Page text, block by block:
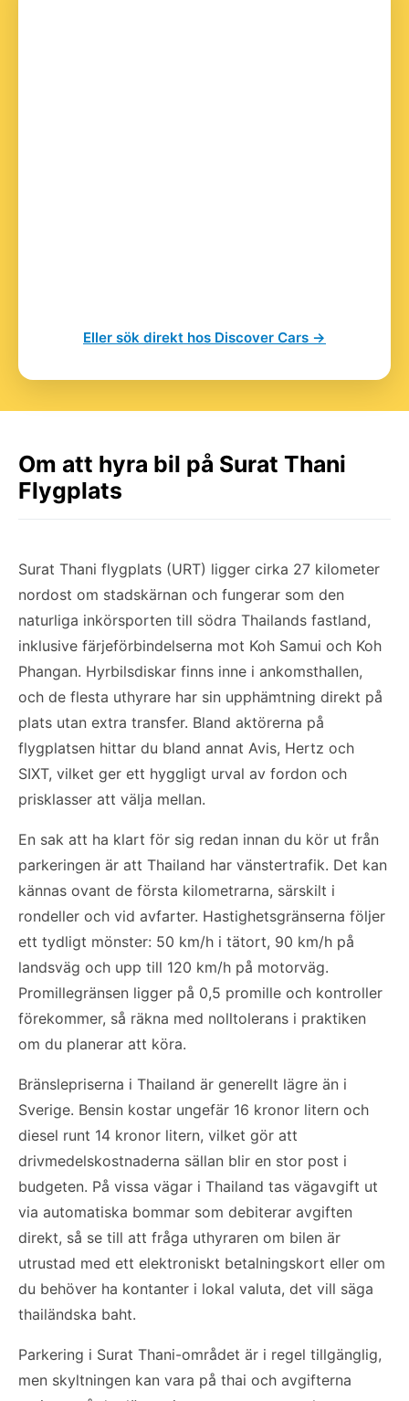
Eller sök direkt hos Discover Cars →
Om att hyra bil på Surat Thani
Flygplats
Surat Thani flygplats (URT) ligger cirka 27 kilometer
nordost om stadskärnan och fungerar som den
naturliga inkörsporten till södra Thailands fastland,
inklusive färjeförbindelserna mot Koh Samui och Koh
Phangan. Hyrbilsdiskar finns inne i ankomsthallen,
och de flesta uthyrare har sin upphämtning direkt på
plats utan extra transfer. Bland aktörerna på
flygplatsen hittar du bland annat Avis, Hertz och
SIXT, vilket ger ett hyggligt urval av fordon och
prisklasser att välja mellan.
En sak att ha klart för sig redan innan du kör ut från
parkeringen är att Thailand har vänstertrafik. Det kan
kännas ovant de första kilometrarna, särskilt i
rondeller och vid avfarter. Hastighetsgränserna följer
ett tydligt mönster: 50 km/h i tätort, 90 km/h på
landsväg och upp till 120 km/h på motorväg.
Promillegränsen ligger på 0,5 promille och kontroller
förekommer, så räkna med nolltolerans i praktiken
om du planerar att köra.
Bränslepriserna i Thailand är generellt lägre än i
Sverige. Bensin kostar ungefär 16 kronor litern och
diesel runt 14 kronor litern, vilket gör att
drivmedelskostnaderna sällan blir en stor post i
budgeten. På vissa vägar i Thailand tas vägavgift ut
via automatiska bommar som debiterar avgiften
direkt, så se till att fråga uthyraren om bilen är
utrustad med ett elektroniskt betalningskort eller om
du behöver ha kontanter i lokal valuta, det vill säga
thailändska baht.
Parkering i Surat Thani-området är i regel tillgänglig,
men skyltningen kan vara på thai och avgifterna